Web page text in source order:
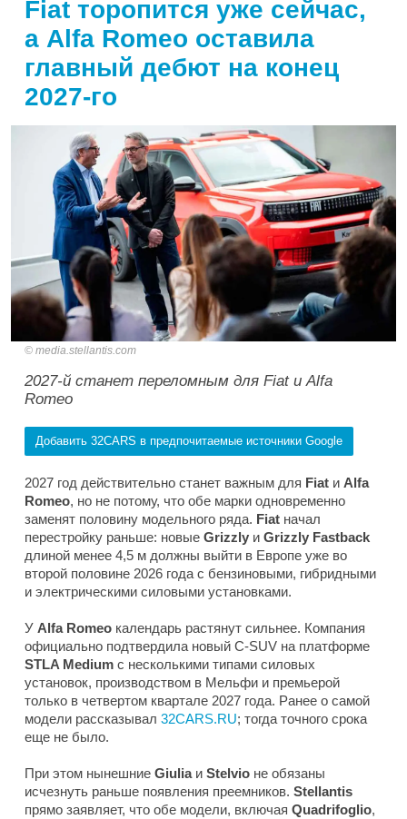
Fiat торопится уже сейчас,
а Alfa Romeo оставила
главный дебют на конец
2027-го
media.stellantis.com
2027-й станет переломным для Fiat и Alfa
Romeo
Добавить 32CARS в предпочитаемые источники Google
2027 год действительно станет важным для Fiat и Alfa
Romeo, но не потому, что обе марки одновременно
заменят половину модельного ряда. Fiat начал
перестройку раньше: новые Grizzly и Grizzly Fastback
длиной менее 4,5 м должны выйти в Европе уже во
второй половине 2026 года с бензиновыми, гибридными
и электрическими силовыми установками.
У Alfa Romeo календарь растянут сильнее. Компания
официально подтвердила новый C-SUV на платформе
STLA Medium с несколькими типами силовых
установок, производством в Мельфи и премьерой
только в четвертом квартале 2027 года. Ранее о самой
модели рассказывал 32CARS.RU; тогда точного срока
еще не было.
При этом нынешние Giuliaи Stelvio не обязаны
исчезнуть раньше появления преемников. Stellantis
прямо заявляет, что обе модели, включая Quadrifoglio,